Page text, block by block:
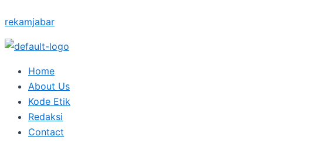
to
content
rekamjabar
Home
About Us
Kode Etik
Redaksi
Contact
here..